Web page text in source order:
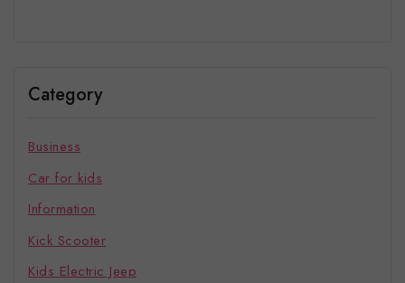
Category
Business
Car for kids
Information
Kick Scooter
Kids Electric Jeep